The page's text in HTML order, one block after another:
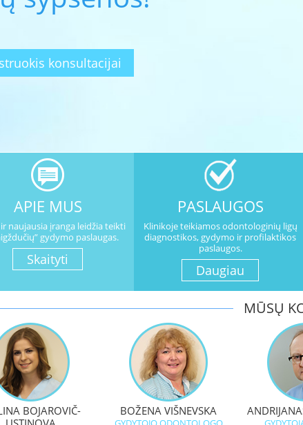
konsultacijai
APIE MUS
naujausia įranga leidžia teikti
” gydymo paslaugas.
Skaityti
PASLAUGOS
Klinikoje teikiamos odontologinių ligų
diagnostikos, gydymo ir profilaktikos
paslaugos.
Daugiau
MŪSŲ
BOJAROVIČ-
BOŽENA VIŠNEVSKA